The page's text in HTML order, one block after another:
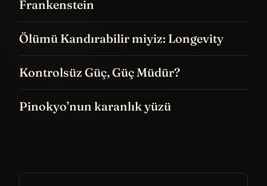
Frankenstein
Ölümü Kandırabilir miyiz: Longevity
Kontrolsüz Güç, Güç Müdür?
Pinokyo’nun karanlık yüzü